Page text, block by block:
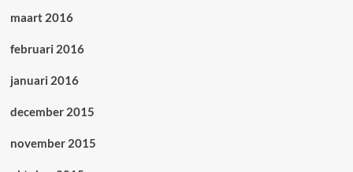
maart 2016
februari 2016
januari 2016
december 2015
november 2015